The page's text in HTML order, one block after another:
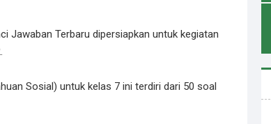
Jawaban Terbaru dipersiapkan untuk kegiatan
Sosial) untuk kelas 7 ini terdiri dari 50 soal